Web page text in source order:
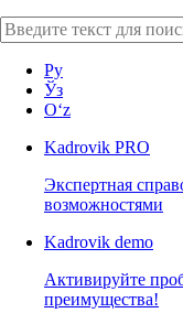
Ру
Ўз
Oʻz
Kadrovik PRO
Экспертная
возможностями
Kadrovik demo
Активируйте
преимущества!